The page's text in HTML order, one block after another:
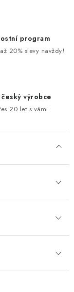
program
20% slevy navždy!
český výrobce
20 let s vámi